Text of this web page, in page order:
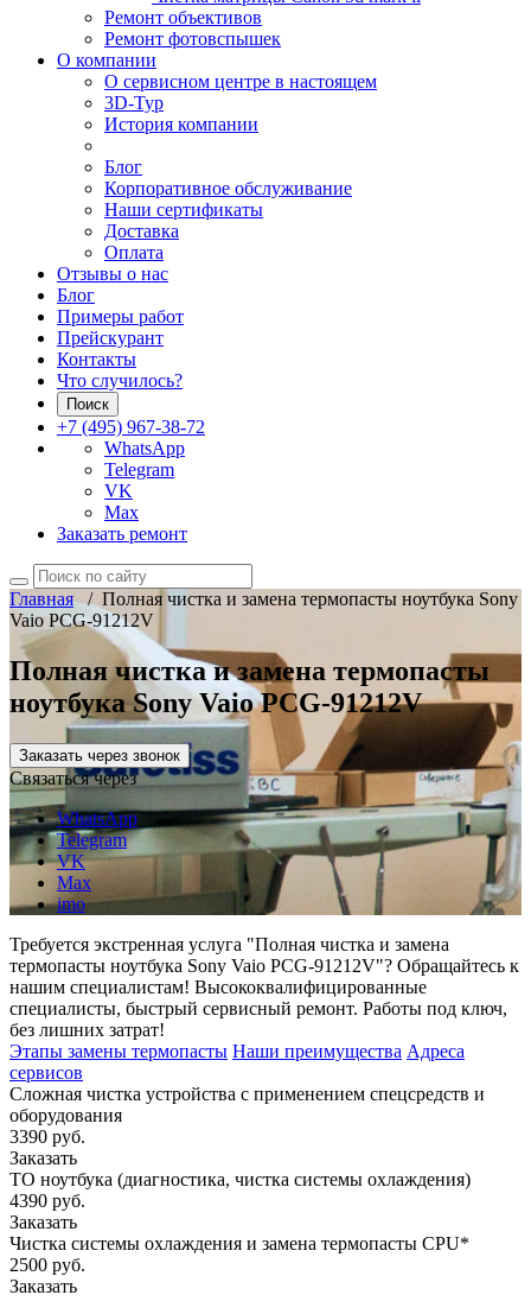
Ремонт объективов
Ремонт фотовспышек
О компании
О сервисном центре в настоящем
3D-Тур
История компании
Блог
Корпоративное обслуживание
Наши сертификаты
Доставка
Оплата
Отзывы о нас
Блог
Примеры работ
Прейскурант
Контакты
Что случилось?
Поиск
+7 (495) 967-38-72
WhatsApp
Telegram
VK
Max
Заказать ремонт
Главная/ Полная чистка и замена термопасты ноутбука Sony
Vaio PCG-91212V
Полная чистка и замена термопасты
ноутбука Sony Vaio PCG-91212V
Заказать через звонок
Связаться через
WhatsApp
Telegram
VK
Max
imo
Требуется экстренная услуга "Полная чистка и замена
термопасты ноутбука Sony Vaio PCG-91212V"? Обращайтесь к
нашим специалистам! Высококвалифицированные
специалисты, быстрый сервисный ремонт. Работы под ключ,
без лишних затрат!
Этапы замены термопасты Наши преимущества Адреса
сервисов
Сложная чистка устройства с применением спецсредств и
оборудования
3390 руб.
Заказать
ТО ноутбука (диагностика, чистка системы охлаждения)
4390 руб.
Заказать
Чистка системы охлаждения и замена термопасты CPU*
2500 руб.
Заказать